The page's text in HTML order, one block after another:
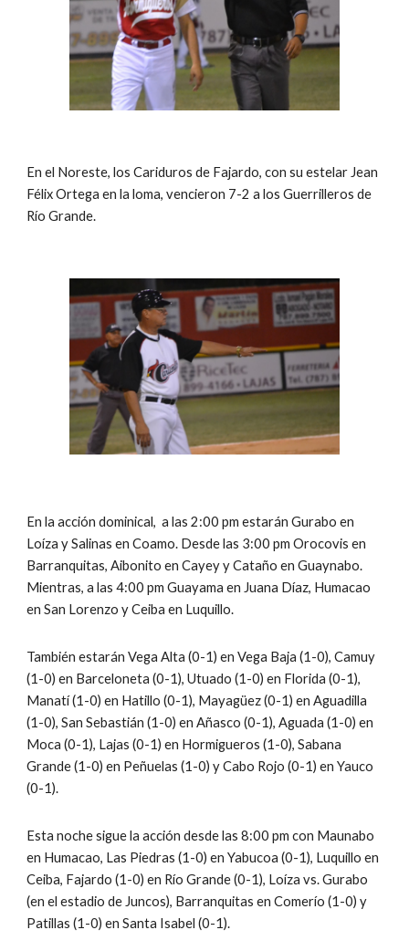
En el Noreste, los Cariduros de Fajardo, con su estelar Jean
Félix Ortega en la loma, vencieron 7-2 a los Guerrilleros de
Río Grande.
En la acción dominical,  a las 2:00 pm estarán Gurabo en
Loíza y Salinas en Coamo. Desde las 3:00 pm Orocovis en
Barranquitas, Aibonito en Cayey y Cataño en Guaynabo.
Mientras, a las 4:00 pm Guayama en Juana Díaz, Humacao
en San Lorenzo y Ceiba en Luquillo.
También estarán Vega Alta (0-1) en Vega Baja (1-0), Camuy
(1-0) en Barceloneta (0-1), Utuado (1-0) en Florida (0-1),
Manatí (1-0) en Hatillo (0-1), Mayagüez (0-1) en Aguadilla
(1-0), San Sebastián (1-0) en Añasco (0-1), Aguada (1-0) en
Moca (0-1), Lajas (0-1) en Hormigueros (1-0), Sabana
Grande (1-0) en Peñuelas (1-0) y Cabo Rojo (0-1) en Yauco
(0-1).
Esta noche sigue la acción desde las 8:00 pm con Maunabo
en Humacao, Las Piedras (1-0) en Yabucoa (0-1), Luquillo en
Ceiba, Fajardo (1-0) en Río Grande (0-1), Loíza vs. Gurabo
(en el estadio de Juncos), Barranquitas en Comerío (1-0) y
Patillas (1-0) en Santa Isabel (0-1).